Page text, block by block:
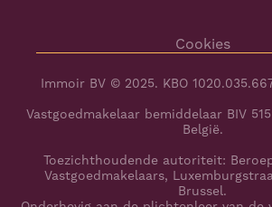
Cookies
Immoir BV © 2025. KBO
Vastgoedmakelaar bemiddelaar BIV
België.
Toezichthoudende autoriteit:
Vastgoedmakelaars,
Brussel.